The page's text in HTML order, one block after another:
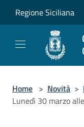
Regione Siciliana
Home > Novità >
Lunedì 30 marzo